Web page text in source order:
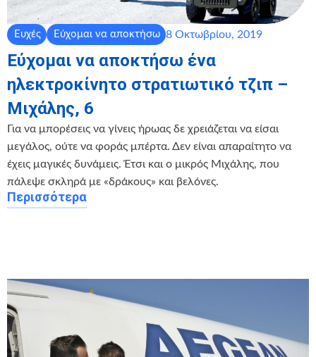
Ευχές Εύχομαι να αποκτήσω 8 Οκτωβρίου, 2019
Εύχομαι να αποκτήσω ένα
ηλεκτροκίνητο στρατιωτικό τζιπ –
Μιχάλης, 6
Για να μπορέσεις να γίνεις ήρωας δε χρειάζεται να είσαι
μεγάλος, ούτε να φοράς μπέρτα. Δεν είναι απαραίτητο να
έχεις μαγικές δυνάμεις. Έτσι και ο μικρός Μιχάλης, που
πάλεψε σκληρά με «δράκους» και βελόνες.
Περισσότερα